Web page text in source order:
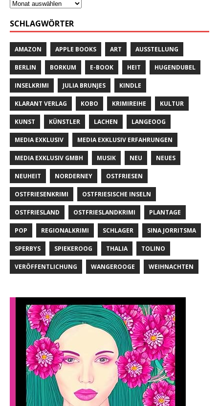
SCHLAGWÖRTER
AMAZON APPLE BOOKS ART AUSSTELLUNG
BERLIN BORKUM E-BOOK HEIT HUGENDUBEL
INSELKRIMI JULIA BRUNJES KINDLE
KLARANT VERLAG KOBO KRIMIREIHE KULTUR
KUNST KÜNSTLER LACHEN LANGEOOG
MEDIA EXKLUSIV MEDIA EXKLUSIV ERFAHRUNGEN
MEDIA EXKLUSIV GMBH MUSIK NEU NEUES
NEUHEIT NORDERNEY OSTFRIESEN
OSTFRIESENKRIMI OSTFRIESISCHE INSELN
OSTFRIESLAND OSTFRIESLANDKRIMI PLANTAGE
POP REGIONALKRIMI SCHLAGER SINA JORRITSMA
SPERBYS SPIEKEROOG THALIA TOLINO
VERÖFFENTLICHUNG WANGEROOGE WEIHNACHTEN